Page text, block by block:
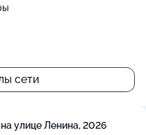
сети
улице Ленина, 2026